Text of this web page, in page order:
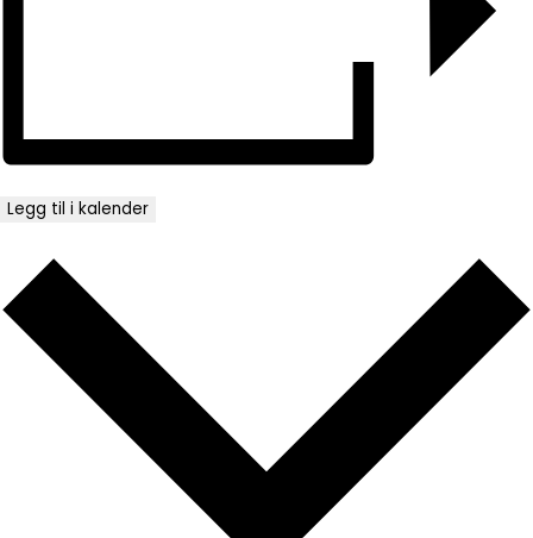
Legg til i kalender